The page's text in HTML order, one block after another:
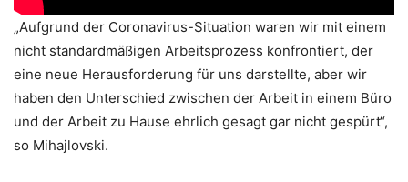
„Aufgrund der Coronavirus-Situation waren wir mit einem
nicht standardmäßigen Arbeitsprozess konfrontiert, der
eine neue Herausforderung für uns darstellte, aber wir
haben den Unterschied zwischen der Arbeit in einem Büro
und der Arbeit zu Hause ehrlich gesagt gar nicht gespürt“,
so Mihajlovski.